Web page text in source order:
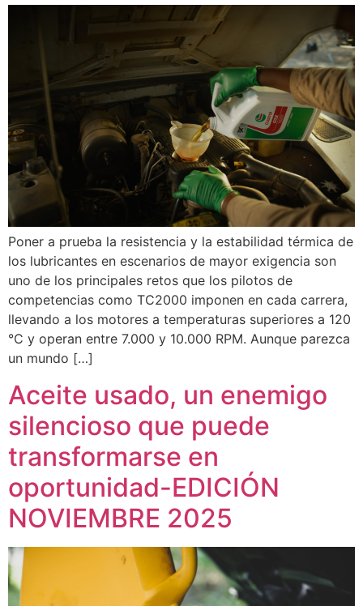
Poner a prueba la resistencia y la estabilidad térmica de
los lubricantes en escenarios de mayor exigencia son
uno de los principales retos que los pilotos de
competencias como TC2000 imponen en cada carrera,
llevando a los motores a temperaturas superiores a 120
°C y operan entre 7.000 y 10.000 RPM. Aunque parezca
un mundo […]
Aceite usado, un enemigo
silencioso que puede
transformarse en
oportunidad-EDICIÓN
NOVIEMBRE 2025